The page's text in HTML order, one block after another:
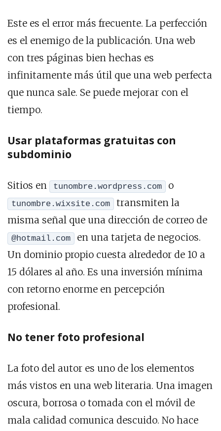
Este es el error más frecuente. La perfección
es el enemigo de la publicación. Una web
con tres páginas bien hechas es
infinitamente más útil que una web perfecta
que nunca sale. Se puede mejorar con el
tiempo.
Usar plataformas gratuitas con
subdominio
Sitios en tunombre.wordpress.com o
tunombre.wixsite.com
transmiten la
misma señal que una dirección de correo de
@hotmail.com
en una tarjeta de negocios.
Un dominio propio cuesta alrededor de 10 a
15 dólares al año. Es una inversión mínima
con retorno enorme en percepción
profesional.
No tener foto profesional
La foto del autor es uno de los elementos
más vistos en una web literaria. Una imagen
oscura, borrosa o tomada con el móvil de
mala calidad comunica descuido. No hace